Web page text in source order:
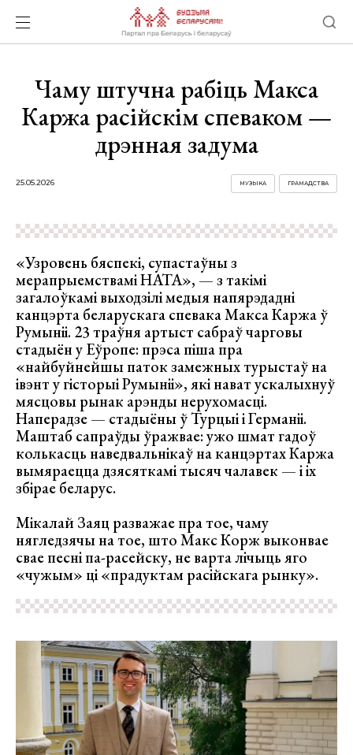
Чаму штучна рабіць Макса
Каржа расійскім спеваком —
дрэнная задума
25.05.2026 ГРАМАДСТВА
МУЗЫКА
«Узровень бяспекі, супастаўны з
мерапрыемствамі НАТА», — з такімі
загалоўкамі выходзілі медыя напярэдадні
канцэрта беларускага спевака Макса Каржа ў
Румыніі. 23 траўня артыст сабраў чарговы
стадыён у Еўропе: прэса піша пра
«найбуйнейшы паток замежных турыстаў на
івэнт у гісторыі Румыніі», які нават ускалыхнуў
мясцовы рынак арэнды нерухомасці.
Наперадзе — стадыёны ў Турцыі і Германіі.
Маштаб сапраўды ўражвае: ужо шмат гадоў
колькасць наведвальнікаў на канцэртах Каржа
вымяраецца дзясяткамі тысяч чалавек — і іх
збірае беларус.
Мікалай Заяц разважае пра тое, чаму
нягледзячы на тое, што Макс Корж выконвае
свае песні па-расейску, не варта лічыць яго
«чужым» ці «прадуктам расійскага рынку».